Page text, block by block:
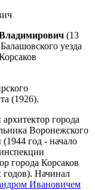
(13
уезда
(1926).
города
Воронежского
(1944 год - начало
города Корсаков
годов). Начинал
Ивановичем